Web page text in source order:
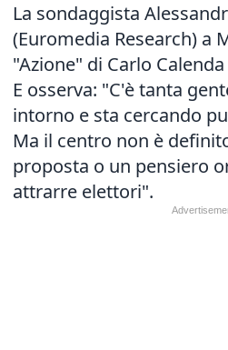
La sondaggista
(Euromedia Research) a
"Azione" di Carlo
E osserva: "C'è tanta
intorno e sta cercando
Ma il centro non è
proposta o un pensiero
attrarre elettori".